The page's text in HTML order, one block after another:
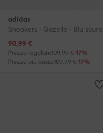
adidas
Sneakers · Gazelle · Blu scuro
Prezzo attuale
90,99 €
Prezzo regolare109,99 €-17%
Prezzo più basso109,99 €-17%